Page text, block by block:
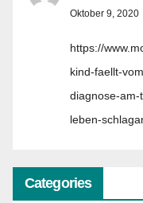
Oktober 9, 2020
https://
kind-faellt-
diagnose-
leben-
Categories